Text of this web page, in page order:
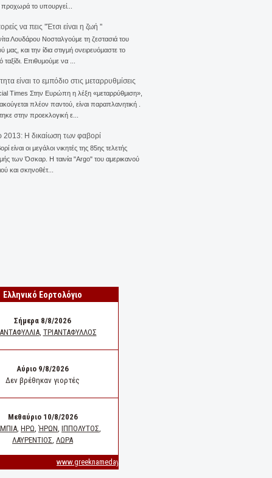
προχωρά το υπουργεί...
να πεις ''Έτσι είναι η ζωή ''
Λουδάρου Νοσταλγούμε τη ζεστασιά του
μας, και την ίδια στιγμή ονειρευόμαστε το
ταξίδι. Επιθυμούμε να ...
είναι το εμπόδιο στις μεταρρυθμίσεις
Times Στην Ευρώπη η λέξη «μεταρρύθμιση»,
πλέον παντού, είναι παραπλανητική .
στην προεκλογική ε...
2013: Η δικαίωση των φαβορί
είναι οι μεγάλοι νικητές της 85ης τελετής
των Όσκαρ. Η ταινία "Αrgo" του αμερικανού
και σκηνοθέτ...